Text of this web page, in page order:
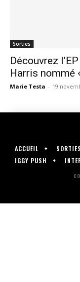
Sorties
Découvrez
Harris nommé
Marie Testa - 19
ACCUEIL SORTIES
IGGY PUSH